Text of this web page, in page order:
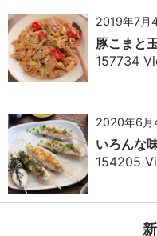
2019年7月4
豚こまと
157734
2020年6月
いろんな
154205